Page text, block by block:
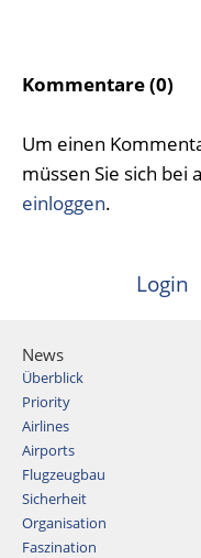
Kommentare (0)
Um einen
müssen Sie sich bei
einloggen.
Login
News
Überblick
Priority
Airlines
Airports
Flugzeugbau
Sicherheit
Organisation
Faszination